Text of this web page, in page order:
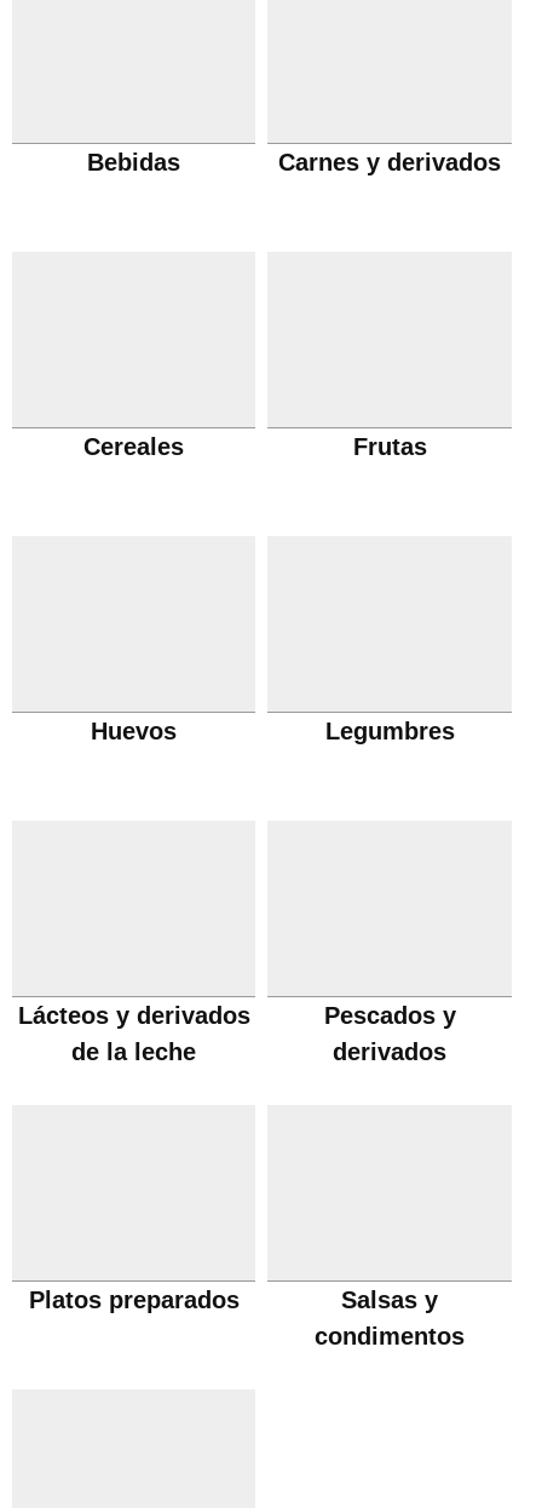
Bebidas Carnes y derivados
Cereales Frutas
Huevos Legumbres
Lácteos y derivados
de la leche
Pescados y
derivados
Platos preparados
Salsas y
condimentos